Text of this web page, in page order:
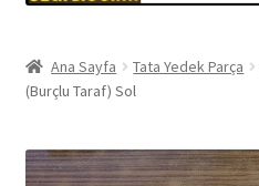
Ana Sayfa Tata Yedek Parça
(Burçlu Taraf) Sol